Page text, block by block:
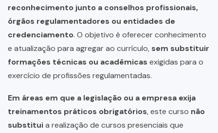
reconhecimento junto a conselhos profissionais,
órgãos regulamentadores ou entidades de
credenciamento. O objetivo é oferecer conhecimento
e atualização para agregar ao currículo, sem substituir
formações técnicas ou acadêmicas exigidas para o
exercício de profissões regulamentadas.
Em áreas em que a legislação ou a empresa exija
treinamentos práticos obrigatórios, este curso não
substituia realização de cursos presenciais que